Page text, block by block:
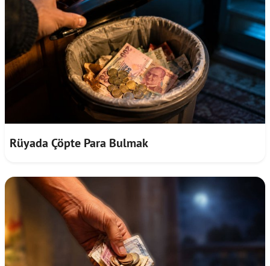
Rüyada Çöpte Para Bulmak